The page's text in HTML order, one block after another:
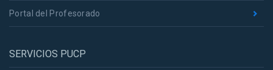
Portal del Profesorado
SERVICIOS PUCP